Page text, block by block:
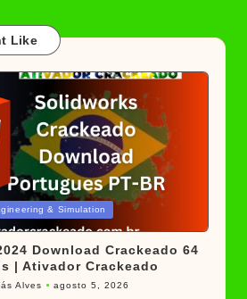
Like
& Simulation
Download Crackeado 64
| Ativador Crackeado
Alves agosto 5, 2026